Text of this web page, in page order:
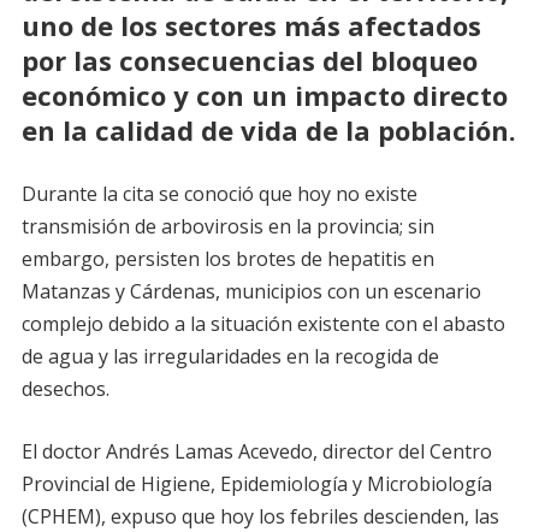
uno de los sectores más afectados
por las consecuencias del bloqueo
económico y con un impacto directo
en la calidad de vida de la población.
Durante la cita se conoció que hoy no existe
transmisión de arbovirosis en la provincia; sin
embargo, persisten los brotes de hepatitis en
Matanzas y Cárdenas, municipios con un escenario
complejo debido a la situación existente con el abasto
de agua y las irregularidades en la recogida de
desechos.
El doctor Andrés Lamas Acevedo, director del Centro
Provincial de Higiene, Epidemiología y Microbiología
(CPHEM), expuso que hoy los febriles descienden, las